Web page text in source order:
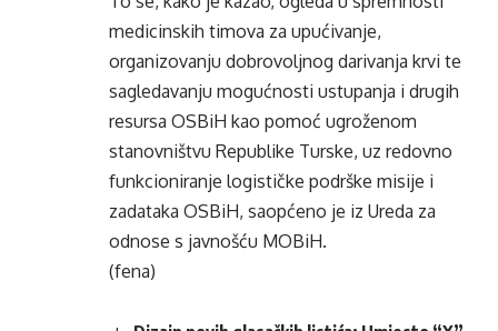
medicinskih timova za upućivanje,
organizovanju dobrovoljnog darivanja krvi te
sagledavanju mogućnosti ustupanja i drugih
resursa OSBiH kao pomoć ugroženom
stanovništvu Republike Turske, uz redovno
funkcioniranje logističke podrške misije i
zadataka OSBiH, saopćeno je iz Ureda za
odnose s javnošću MOBiH.
(fena)